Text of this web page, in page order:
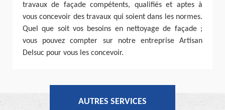
travaux de façade compétents, qualifiés et aptes à
vous concevoir des travaux qui soient dans les normes.
Quel que soit vos besoins en nettoyage de façade ;
vous pouvez compter sur notre entreprise Artisan
Delsuc pour vous les concevoir.
AUTRES SERVICES